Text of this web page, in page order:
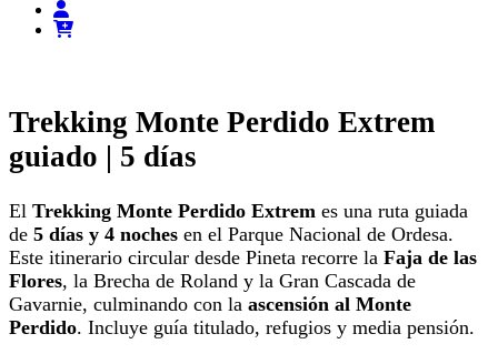
Trekking Monte Perdido Extrem
guiado | 5 días
El Trekking Monte Perdido Extrem es una ruta guiada
de 5 días y 4 noches en el Parque Nacional de Ordesa.
Este itinerario circular desde Pineta recorre la Faja de las
Flores, la Brecha de Roland y la Gran Cascada de
Gavarnie, culminando con la ascensión al Monte
Perdido. Incluye guía titulado, refugios y media pensión.